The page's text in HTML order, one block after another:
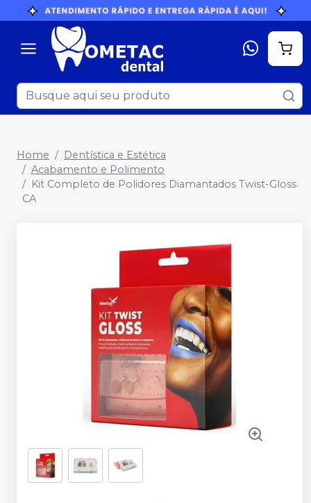
Home
Dentística e Estética
Acabamento e Polimento
Kit Completo de Polidores Diamantados Twist-Gloss
CA